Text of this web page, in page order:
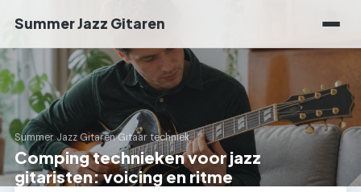
Summer Jazz Gitaren
Summer Jazz Gitaren›Gitaar techniek
Comping technieken voor jazz
gitaristen: voicing en ritme